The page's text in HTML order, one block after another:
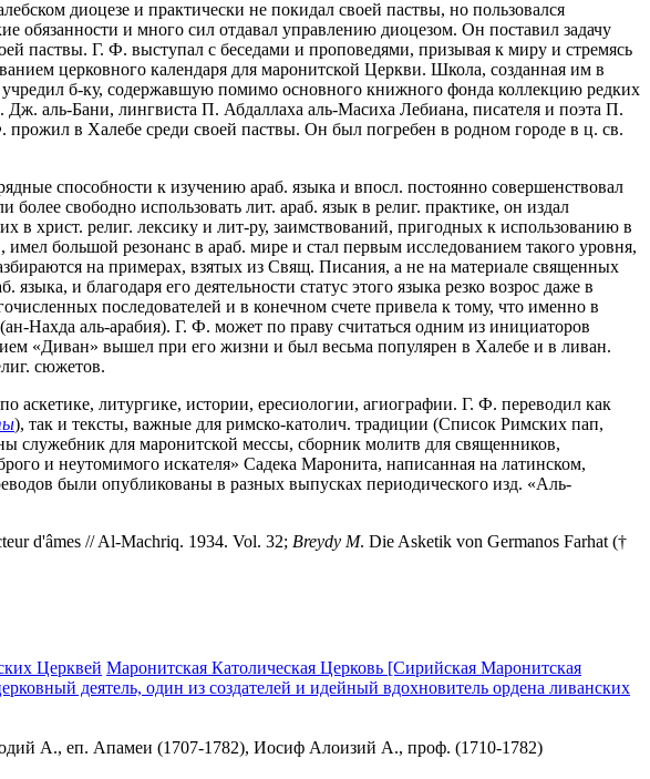
диоцезе и практически не покидал своей паствы, но пользовался
обязанности и много сил отдавал управлению диоцезом. Он поставил задачу
паствы. Г. Ф. выступал с беседами и проповедями, призывая к миру и стремясь
церковного календаря для маронитской Церкви. Школа, созданная им в
б-ку, содержавшую помимо основного книжного фонда коллекцию редких
аль-Бани, лингвиста П. Абдаллаха аль-Масиха Лебиана, писателя и поэта П.
в Халебе среди своей паствы. Он был погребен в родном городе в ц. св.
способности к изучению араб. языка и впосл. постоянно совершенствовал
свободно использовать лит. араб. язык в религ. практике, он издал
христ. религ. лексику и лит-ру, заимствований, пригодных к использованию в
большой резонанс в араб. мире и стал первым исследованием такого уровня,
на примерах, взятых из Свящ. Писания, а не на материале священных
и благодаря его деятельности статус этого языка резко возрос даже в
последователей и в конечном счете привела к тому, что именно в
Нахда аль-арабия). Г. Ф. может по праву считаться одним из инициаторов
«Диван» вышел при его жизни и был весьма популярен в Халебе и в ливан.
сюжетов.
литургике, истории, ересиологии, агиографии. Г. Ф. переводил как
), так и тексты, важные для римско-католич. традиции (Список Римских пап,
для маронитской мессы, сборник молитв для священников,
и неутомимого искателя» Садека Маронита, написанная на латинском,
были опубликованы в разных выпусках периодического изд. «Аль-
d'âmes // Al-Machriq. 1934. Vol. 32; Breydy M. Die Asketik von Germanos Farhat (†
Церквей Маронитская Католическая Церковь [Сирийская Маронитская
деятель, один из создателей и идейный вдохновитель ордена ливанских
А., еп. Апамеи (1707-1782), Иосиф Алоизий А., проф. (1710-1782)